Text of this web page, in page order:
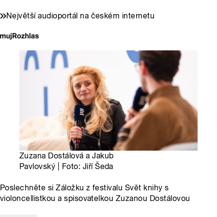
Největší audioportál na českém internetu
Zuzana Dostálová a Jakub
Pavlovský | Foto: Jiří Šeda
Poslechněte si Záložku z festivalu Svět knihy s
violoncellistkou a spisovatelkou Zuzanou Dostálovou